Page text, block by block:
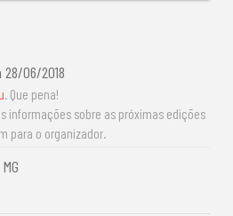
28/06/2018
. Que pena!
informações sobre as próximas edições
para o organizador.